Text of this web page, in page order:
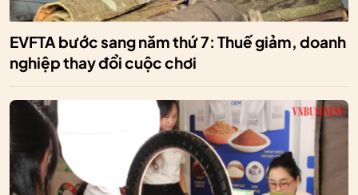
EVFTA bước sang năm thứ 7: Thuế giảm, doanh
nghiệp thay đổi cuộc chơi